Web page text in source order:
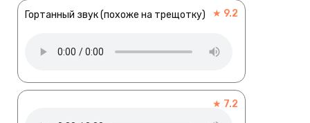
Гортанный звук (похоже на трещотку) ★ 9.2
★ 7.2